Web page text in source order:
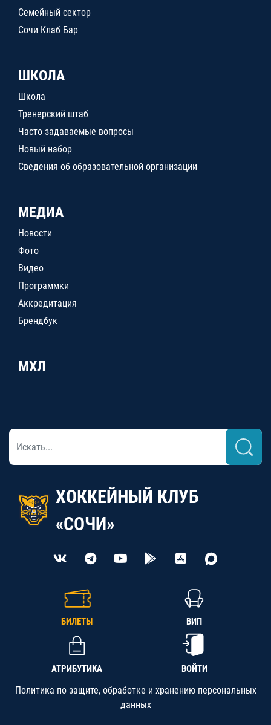
Семейный сектор
Сочи Клаб Бар
ШКОЛА
Школа
Тренерский штаб
Часто задаваемые вопросы
Новый набор
Сведения об образовательной организации
МЕДИА
Новости
Фото
Видео
Программки
Аккредитация
Брендбук
МХЛ
ХОККЕЙНЫЙ КЛУБ
«СОЧИ»
БИЛЕТЫ ВИП
АТРИБУТИКА ВОЙТИ
Политика по защите, обработке и хранению персональных
данных